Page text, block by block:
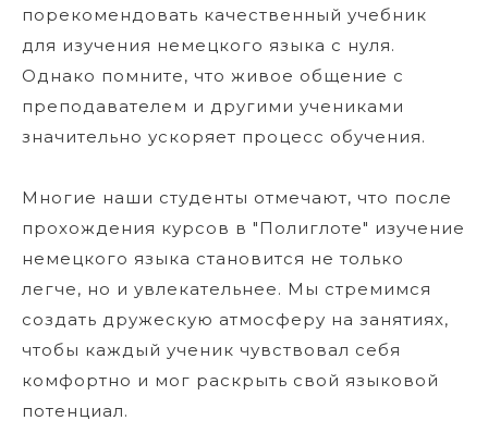
порекомендовать качественный учебник
для изучения немецкого языка с нуля.
Однако помните, что живое общение с
преподавателем и другими учениками
значительно ускоряет процесс обучения.
Многие наши студенты отмечают, что после
прохождения курсов в "Полиглоте" изучение
немецкого языка становится не только
легче, но и увлекательнее. Мы стремимся
создать дружескую атмосферу на занятиях,
чтобы каждый ученик чувствовал себя
комфортно и мог раскрыть свой языковой
потенциал.